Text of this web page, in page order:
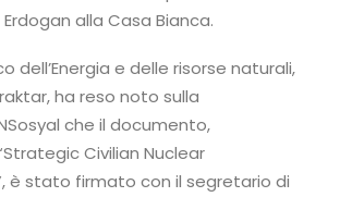
alla Casa Bianca.
dell’Energia e delle risorse naturali,
ha reso noto sulla
che il documento,
Civilian Nuclear
è stato firmato con il segretario di